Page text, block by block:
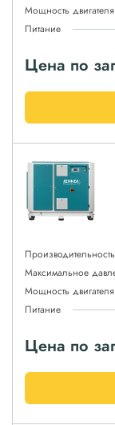
Мощность двигателя
Питание
Цена по
Производительность
Максимальное
Мощность двигателя
Питание
Цена по